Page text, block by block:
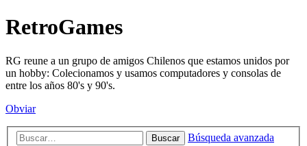
RetroGames
RG reune a un grupo de amigos Chilenos que estamos unidos por
un hobby: Colecionamos y usamos computadores y consolas de
entre los años 80's y 90's.
Obviar
Buscar Búsqueda avanzada